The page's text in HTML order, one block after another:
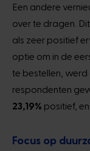
Een andere
over te dragen.
als zeer positief
optie om in de
te bestellen,
respondenten
23,19% positief,
Focus op